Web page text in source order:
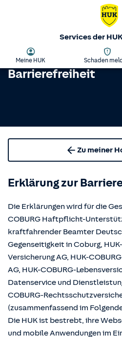
Services der
Meine HUK Schaden
Barrierefreiheit
Zu meiner
Erklärung zur
Die Erklärungen wird für die
COBURG Haftpflicht-
kraftfahrender Beamter
Gegenseitigkeit in Coburg,
Versicherung AG, HUK-
AG, HUK-COBURG-
Datenservice und
COBURG-
(zusammenfassend im
Die HUK ist bestrebt, ihre
und mobile Anwendungen im